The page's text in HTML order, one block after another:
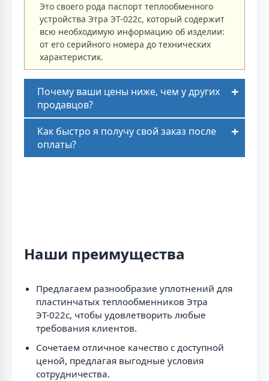
Это своего рода паспорт теплообменного
устройства Этра ЭТ-022с, который содержит
всю необходимую информацию об изделии:
от его серийного номера до технических
характеристик.
Почему ваши цены ниже, чем у других
продавцов?
Как быстро я получу свой заказ после
оплаты?
Наши преимущества
Предлагаем разнообразие уплотнений для
пластинчатых теплообменников Этра
ЭТ-022с, чтобы удовлетворить любые
требования клиентов.
Сочетаем отличное качество с доступной
ценой, предлагая выгодные условия
сотрудничества.